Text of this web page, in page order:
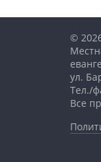
©
ул.
Тел./
Все